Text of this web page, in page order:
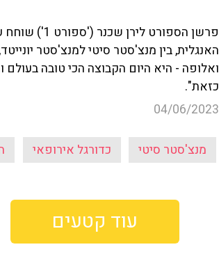
האנגלית, בין מנצ'סטר סיטי למנצ'סטר
ואלופה - היא היום הקבוצה הכי טובה
כזאת".
04/06/2023
מנצ'סטר סיטי כדורגל אירופאי
עוד קטעים